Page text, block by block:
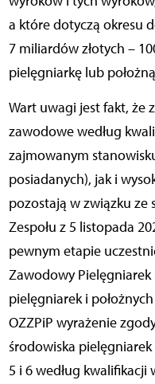
a które dotyczą okresu
7 miliardów złotych –
pielęgniarkę lub
Wart uwagi jest fakt, że
zawodowe według
zajmowanym
posiadanych), jak i
pozostają w związku ze
Zespołu z 5 listopada
pewnym etapie
Zawodowy Pielęgniarek
pielęgniarek i
OZZPiP wyrażenie
środowiska
5 i 6 według